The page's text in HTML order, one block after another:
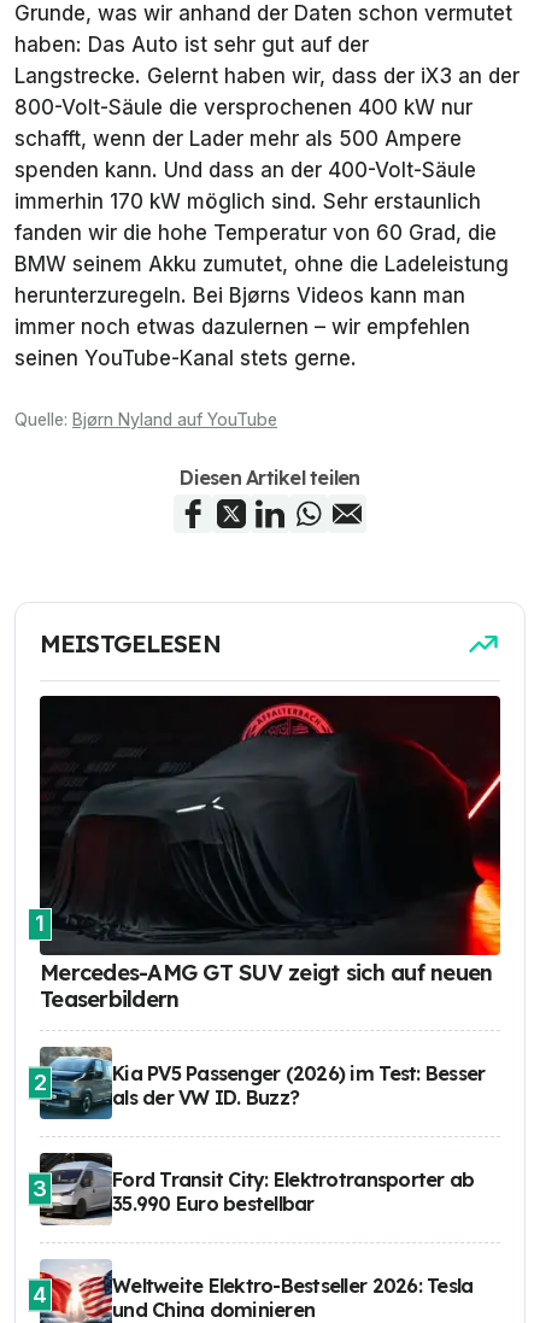
Grunde, was wir anhand der Daten schon vermutet
haben: Das Auto ist sehr gut auf der
Langstrecke. Gelernt haben wir, dass der iX3 an der
800-Volt-Säule die versprochenen 400 kW nur
schafft, wenn der Lader mehr als 500 Ampere
spenden kann. Und dass an der 400-Volt-Säule
immerhin 170 kW möglich sind. Sehr erstaunlich
fanden wir die hohe Temperatur von 60 Grad, die
BMW seinem Akku zumutet, ohne die Ladeleistung
herunterzuregeln. Bei Bjørns Videos kann man
immer noch etwas dazulernen – wir empfehlen
seinen YouTube-Kanal stets gerne.
Quelle: Bjørn Nyland auf YouTube
Diesen Artikel teilen
MEISTGELESEN
1
Mercedes-AMG GT SUV zeigt sich auf neuen
Teaserbildern
2
Kia PV5 Passenger (2026) im Test: Besser
als der VW ID. Buzz?
3
Ford Transit City: Elektrotransporter ab
35.990 Euro bestellbar
4
Weltweite Elektro-Bestseller 2026: Tesla
und China dominieren